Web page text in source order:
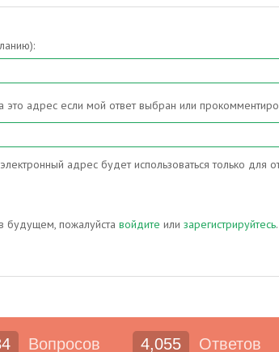
это адрес если мой ответ выбран или
адрес будет использоваться только для
будущем, пожалуйста войдите или зарегистрируйтесь.
Вопросов 4,055 Ответов